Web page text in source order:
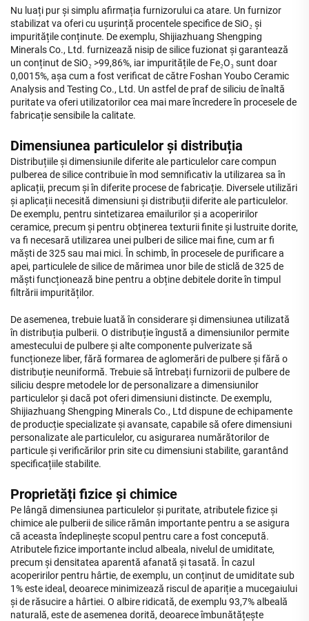
Nu luați pur și simplu afirmația furnizorului ca atare. Un furnizor
stabilizat va oferi cu ușurință procentele specifice de SiO₂ și
impuritățile conținute. De exemplu, Shijiazhuang Shengping
Minerals Co., Ltd. furnizează nisip de silice fuzionat și garantează
un conținut de SiO₂ >99,86%, iar impuritățile de Fe₂O₃ sunt doar
0,0015%, așa cum a fost verificat de către Foshan Youbo Ceramic
Analysis and Testing Co., Ltd. Un astfel de praf de siliciu de înaltă
puritate va oferi utilizatorilor cea mai mare încredere în procesele de
fabricație sensibile la calitate.
Dimensiunea particulelor și distribuția
Distribuțiile și dimensiunile diferite ale particulelor care compun
pulberea de silice contribuie în mod semnificativ la utilizarea sa în
aplicații, precum și în diferite procese de fabricație. Diversele utilizări
și aplicații necesită dimensiuni și distribuții diferite ale particulelor.
De exemplu, pentru sintetizarea emailurilor și a acoperirilor
ceramice, precum și pentru obținerea texturii finite și lustruite dorite,
va fi necesară utilizarea unei pulberi de silice mai fine, cum ar fi
măști de 325 sau mai mici. În schimb, în procesele de purificare a
apei, particulele de silice de mărimea unor bile de sticlă de 325 de
măști funcționează bine pentru a obține debitele dorite în timpul
filtrării impurităților.
De asemenea, trebuie luată în considerare și dimensiunea utilizată
în distribuția pulberii. O distribuție îngustă a dimensiunilor permite
amestecului de pulbere și alte componente pulverizate să
funcționeze liber, fără formarea de aglomerări de pulbere și fără o
distribuție neuniformă. Trebuie să întrebați furnizorii de pulbere de
siliciu despre metodele lor de personalizare a dimensiunilor
particulelor și dacă pot oferi dimensiuni distincte. De exemplu,
Shijiazhuang Shengping Minerals Co., Ltd dispune de echipamente
de producție specializate și avansate, capabile să ofere dimensiuni
personalizate ale particulelor, cu asigurarea numărătorilor de
particule și verificărilor prin site cu dimensiuni stabilite, garantând
specificațiile stabilite.
Proprietăți fizice și chimice
Pe lângă dimensiunea particulelor și puritate, atributele fizice și
chimice ale pulberii de silice rămân importante pentru a se asigura
că aceasta îndeplinește scopul pentru care a fost concepută.
Atributele fizice importante includ albeala, nivelul de umiditate,
precum și densitatea aparentă afanată și tasată. În cazul
acoperirilor pentru hârtie, de exemplu, un conținut de umiditate sub
1% este ideal, deoarece minimizează riscul de apariție a mucegaiului
și de răsucire a hârtiei. O albire ridicată, de exemplu 93,7% albeală
naturală, este de asemenea dorită, deoarece îmbunătățește